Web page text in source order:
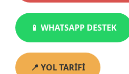
📱 WHATSAPP DESTEK
📍 YOL TARİFİ